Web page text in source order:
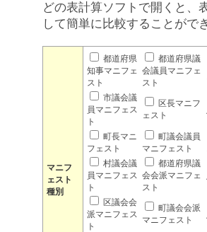
どの表計算ソフトで開くと、
して簡単に比較することがで
マニフ
ェスト
種別
都道府県
知事マニフェ
スト
都道府県議
会議員マニフェ
スト
市議会議
員マニフェス
ト
区長マニフ
ェスト
町長マニ
フェスト
町議会議員
マニフェスト
村議会議
員マニフェス
ト
都道府県議
会会派マニフェ
スト
区議会会
派マニフェス
ト
町議会会派
マニフェスト